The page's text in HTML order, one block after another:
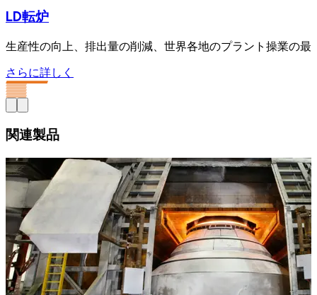
LD転炉
生産性の向上、排出量の削減、世界各地のプラント操業の
さらに詳しく
関連製品